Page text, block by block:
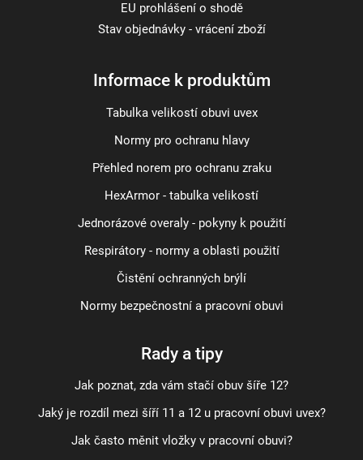
EU prohlášení o shodě
Stav objednávky - vrácení zboží
Informace k produktům
Tabulka velikostí obuvi uvex
Normy pro ochranu hlavy
Přehled norem pro ochranu zraku
HexArmor - tabulka velikostí
Jednorázové overaly - pokyny k použití
Respirátory - normy a oblasti použití
Čistění ochranných brýlí
Normy bezpečnostní a pracovní obuvi
Rady a tipy
Jak poznat, zda vám stačí obuv šíře 12?
Jaký je rozdíl mezi šíří 11 a 12 u pracovní obuvi uvex?
Jak často měnit vložky v pracovní obuvi?